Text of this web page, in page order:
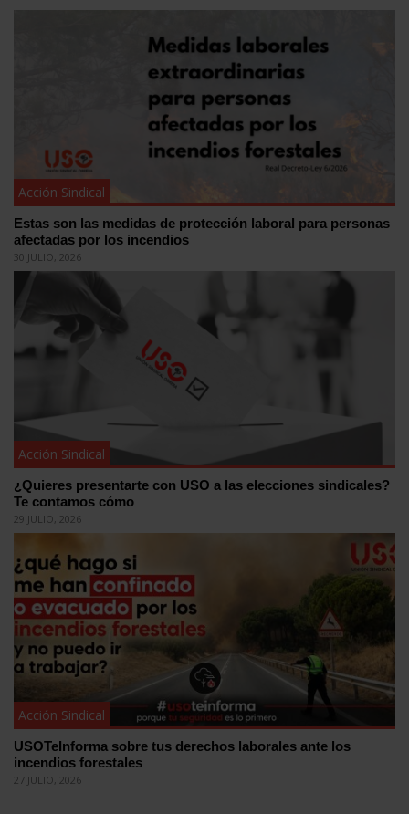
Acción Sindical
Estas son las medidas de protección laboral para personas
afectadas por los incendios
30 JULIO, 2026
Acción Sindical
¿Quieres presentarte con USO a las elecciones sindicales?
Te contamos cómo
29 JULIO, 2026
Acción Sindical
USOTeInforma sobre tus derechos laborales ante los
incendios forestales
27 JULIO, 2026